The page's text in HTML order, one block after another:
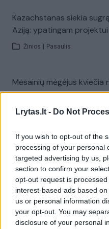
Lrytas.lt - Do Not
If you wish to opt-out of the
processing of your personal
targeted advertising by us,
section to confirm your
opt-out request is
interest-based ads based
us or personal information
your opt-out. You may
disclosure of your personal
Kazachstanas siekia
Aziją: ypatingam
Žinios Pasaulis
Mėsainių mėgėjus
Vilniuje: atskleidė
Žinios | Lietuvos diena
Žiūrimiausi